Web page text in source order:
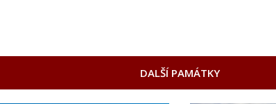
DALŠÍ PAMÁTKY